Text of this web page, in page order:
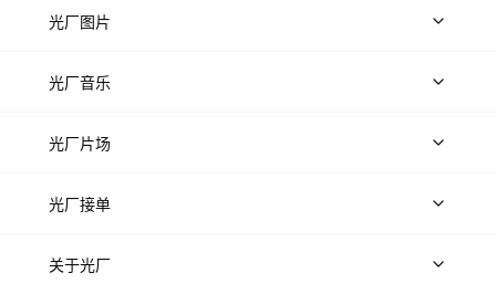
上传视频
光厂图片
上传图片
光厂音乐
热门音乐
光厂片场
上传案例
光厂接单
上架服务
关于光厂